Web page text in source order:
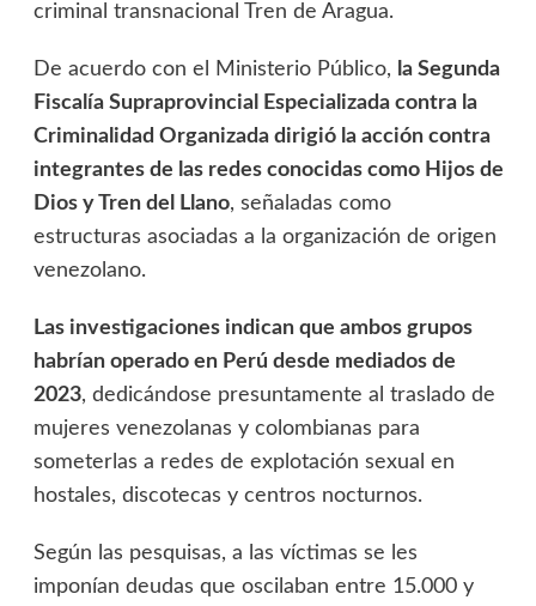
criminal transnacional Tren de Aragua.
De acuerdo con el Ministerio Público, la Segunda
Fiscalía Supraprovincial Especializada contra la
Criminalidad Organizada dirigió la acción contra
integrantes de las redes conocidas como Hijos de
Dios y Tren del Llano, señaladas como
estructuras asociadas a la organización de origen
venezolano.
Las investigaciones indican que ambos grupos
habrían operado en Perú desde mediados de
2023, dedicándose presuntamente al traslado de
mujeres venezolanas y colombianas para
someterlas a redes de explotación sexual en
hostales, discotecas y centros nocturnos.
Según las pesquisas, a las víctimas se les
imponían deudas que oscilaban entre 15.000 y